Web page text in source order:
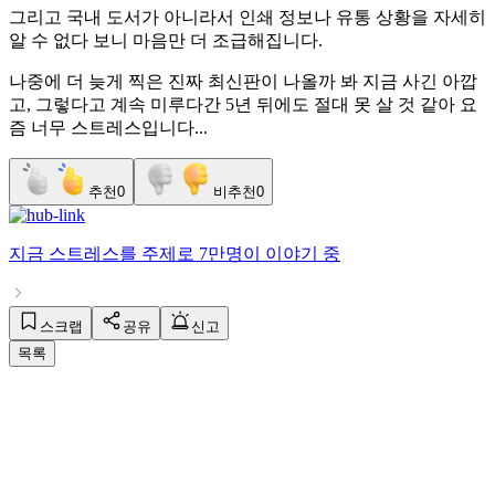
그리고 ​국내 도서가 아니라서 인쇄 정보나 유통 상황을 자세히
알 수 없다 보니 마음만 더 조급해집니다.
​나중에 더 늦게 찍은 진짜 최신판이 나올까 봐 지금 사긴 아깝
고, 그렇다고 계속 미루다간 5년 뒤에도 절대 못 살 것 같아 요
즘 너무 스트레스입니다...
추천0 비추천0
지금 스트레스를 주제로 7만명이 이야기 중
스크랩 공유
신고
목록